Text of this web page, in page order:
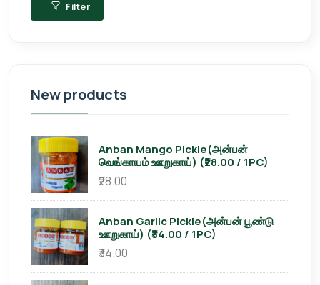
Filter
New products
Anban Mango Pickle(அன்பன்
வெங்காயம் ஊறுகாய்) (₹28.00 / 1PC)
₹28.00
Anban Garlic Pickle(அன்பன் பூண்டு
ஊறுகாய்) (₹34.00 / 1PC)
₹34.00